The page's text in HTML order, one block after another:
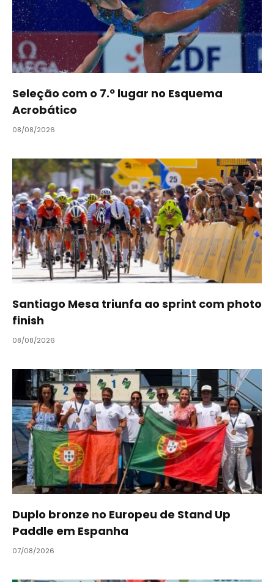
Seleção com o 7.º lugar no Esquema
Acrobático
08/08/2026
Santiago Mesa triunfa ao sprint com photo
finish
08/08/2026
Duplo bronze no Europeu de Stand Up
Paddle em Espanha
07/08/2026